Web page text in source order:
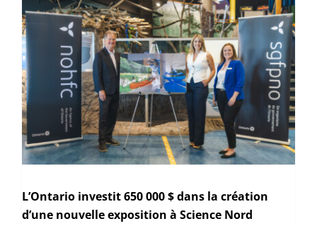
L’Ontario investit 650 000 $ dans la création
d’une nouvelle exposition à Science Nord